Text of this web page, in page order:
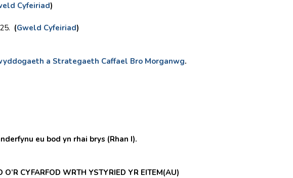
Cyfeiriad)
(Gweld Cyfeiriad)
a Strategaeth Caffael Bro Morganwg.
eu bod yn rhai brys (Rhan I).
CYFARFOD WRTH YSTYRIED YR EITEM(AU)